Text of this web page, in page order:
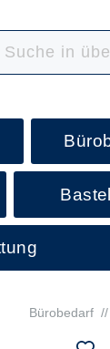
Bürobedarf //